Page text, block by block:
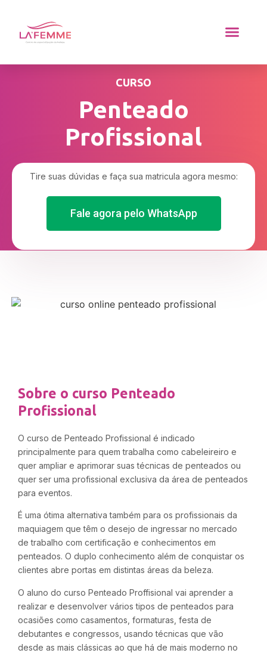
CURSO
Penteado
Profissional
Tire suas dúvidas e faça sua matricula agora mesmo:
Fale agora pelo WhatsApp
Sobre o curso Penteado
Profissional
O curso de Penteado Profissional é indicado
principalmente para quem trabalha como cabeleireiro e
quer ampliar e aprimorar suas técnicas de penteados ou
quer ser uma profissional exclusiva da área de penteados
para eventos.
É uma ótima alternativa também para os profissionais da
maquiagem que têm o desejo de ingressar no mercado
de trabalho com certificação e conhecimentos em
penteados. O duplo conhecimento além de conquistar os
clientes abre portas em distintas áreas da beleza.
O aluno do curso Penteado Proffisional vai aprender a
realizar e desenvolver vários tipos de penteados para
ocasiões como casamentos, formaturas, festa de
debutantes e congressos, usando técnicas que vão
desde as mais clássicas ao que há de mais moderno no